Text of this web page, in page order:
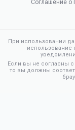
Соглашение о
При использовании
использование
Если вы не согласны
то вы должны